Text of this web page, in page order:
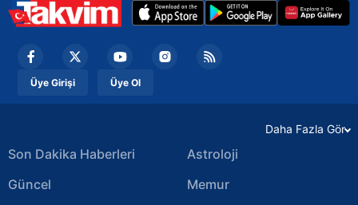
Üye Girişi Üye Ol
Daha Fazla Gör
Son Dakika Haberleri
Güncel
Astroloji
Memur